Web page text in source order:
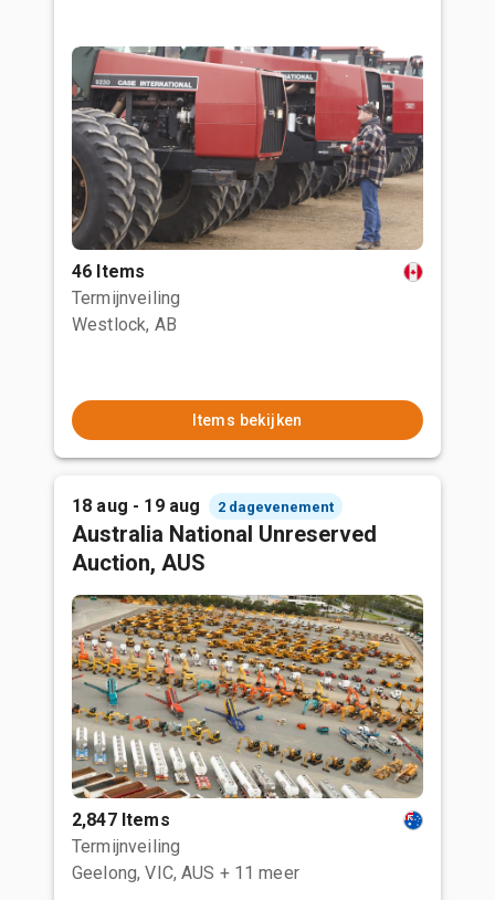
46 Items
Termijnveiling
Westlock, AB
Items bekijken
18 aug - 19 aug 2 dagevenement
Australia National Unreserved
Auction, AUS
2,847 Items
Termijnveiling
Geelong, VIC, AUS + 11 meer